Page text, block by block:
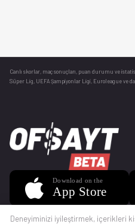
Canlı skorlar , maç sonuçları, puan durumu ve
Süper Lig, UEFA Şampiyonlar Ligi, Euroleague ve
Deneyiminizi iyileştirmek, içerikleri